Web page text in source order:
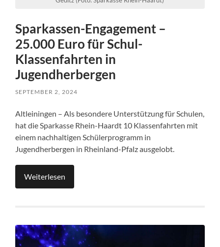
Sparkassen-Engagement –
25.000 Euro für Schul-
Klassenfahrten in
Jugendherbergen
SEPTEMBER 2, 2024
Altleiningen – Als besondere Unterstützung für Schulen,
hat die Sparkasse Rhein-Haardt 10 Klassenfahrten mit
einem nachhaltigen Schülerprogramm in
Jugendherbergen in Rheinland-Pfalz ausgelobt.
Weiterlesen